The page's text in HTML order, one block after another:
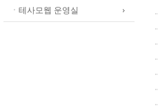
ㆍ테사모웹 운영실